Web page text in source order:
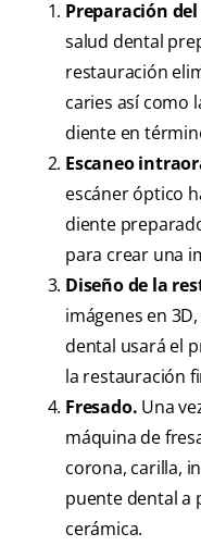
Preparación
salud dental
restauración
caries así como
diente en
Escaneo
escáner óptico
diente
para crear una
Diseño de la
imágenes en
dental usará el
la restauración
Fresado. Una
máquina de
corona, carilla,
puente dental a
cerámica.